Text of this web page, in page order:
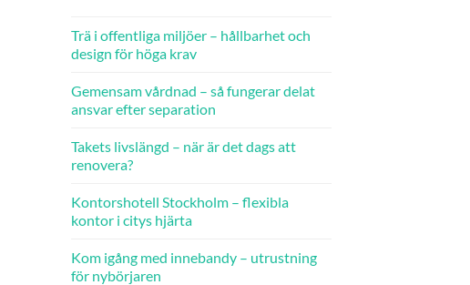
Trä i offentliga miljöer – hållbarhet och
design för höga krav
Gemensam vårdnad – så fungerar delat
ansvar efter separation
Takets livslängd – när är det dags att
renovera?
Kontorshotell Stockholm – flexibla
kontor i citys hjärta
Kom igång med innebandy – utrustning
för nybörjaren